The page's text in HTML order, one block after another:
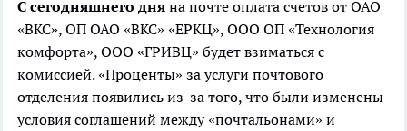
С сегодняшнего дня на почте оплата счетов от ОАО
«ВКС», ОП ОАО «ВКС» «ЕРКЦ», ООО ОП «Технология
комфорта», ООО «ГРИВЦ» будет взиматься с
комиссией. «Проценты» за услуги почтового
отделения появились из-за того, что были изменены
условия соглашений между «почтальонами» и